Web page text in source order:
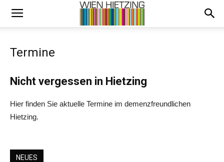
Termine
Nicht vergessen in Hietzing
Hier finden Sie aktuelle Termine im demenzfreundlichen
Hietzing.
NEUES